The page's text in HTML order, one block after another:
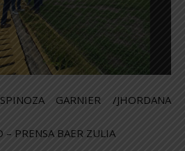
GARNIER /JHORDANA
– PRENSA BAER ZULIA